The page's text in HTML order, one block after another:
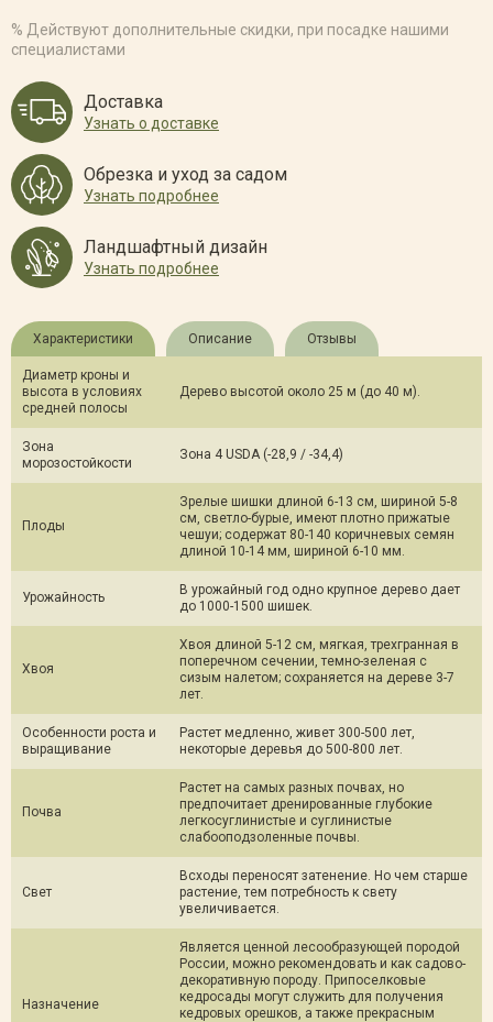
% Действуют дополнительные скидки, при посадке нашими
специалистами
Доставка
Узнать о доставке
Обрезка и уход за садом
Узнать подробнее
Ландшафтный дизайн
Узнать подробнее
Характеристики Описание Отзывы
Диаметр кроны и
высота в условиях
средней полосы
Дерево высотой около 25 м (до 40 м).
Зона
морозостойкости
Зона 4 USDA (-28,9 / -34,4)
Плоды
Зрелые шишки длиной 6-13 см, шириной 5-8
см, светло-бурые, имеют плотно прижатые
чешуи; содержат 80-140 коричневых семян
длиной 10-14 мм, шириной 6-10 мм.
Урожайность
В урожайный год одно крупное дерево дает
до 1000-1500 шишек.
Хвоя
Хвоя длиной 5-12 см, мягкая, трехгранная в
поперечном сечении, темно-зеленая с
сизым налетом; сохраняется на дереве 3-7
лет.
Особенности роста и
выращивание
Растет медленно, живет 300-500 лет,
некоторые деревья до 500-800 лет.
Почва
Растет на самых разных почвах, но
предпочитает дренированные глубокие
легкосуглинистые и суглинистые
слабооподзоленные почвы.
Свет
Всходы переносят затенение. Но чем старше
растение, тем потребность к свету
увеличивается.
Назначение
Является ценной лесообразующей породой
России, можно рекомендовать и как садово-
декоративную породу. Припоселковые
кедросады могут служить для получения
кедровых орешков, а также прекрасным